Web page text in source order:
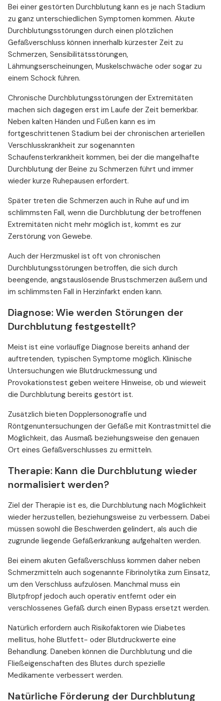
Bei einer gestörten Durchblutung kann es je nach Stadium
zu ganz unterschiedlichen Symptomen kommen. Akute
Durchblutungsstörungen durch einen plötzlichen
Gefäßverschluss können innerhalb kürzester Zeit zu
Schmerzen, Sensibilitätsstörungen,
Lähmungserscheinungen, Muskelschwäche oder sogar zu
einem Schock führen.
Chronische Durchblutungsstörungen der Extremitäten
machen sich dagegen erst im Laufe der Zeit bemerkbar.
Neben kalten Händen und Füßen kann es im
fortgeschrittenen Stadium bei der chronischen arteriellen
Verschlusskrankheit zur sogenannten
Schaufensterkrankheit kommen, bei der die mangelhafte
Durchblutung der Beine zu Schmerzen führt und immer
wieder kurze Ruhepausen erfordert.
Später treten die Schmerzen auch in Ruhe auf und im
schlimmsten Fall, wenn die Durchblutung der betroffenen
Extremitäten nicht mehr möglich ist, kommt es zur
Zerstörung von Gewebe.
Auch der Herzmuskel ist oft von chronischen
Durchblutungsstörungen betroffen, die sich durch
beengende, angstauslösende Brustschmerzen äußern und
im schlimmsten Fall in Herzinfarkt enden kann.
Diagnose: Wie werden Störungen der
Durchblutung festgestellt?
Meist ist eine vorläufige Diagnose bereits anhand der
auftretenden, typischen Symptome möglich. Klinische
Untersuchungen wie Blutdruckmessung und
Provokationstest geben weitere Hinweise, ob und wieweit
die Durchblutung bereits gestört ist.
Zusätzlich bieten Dopplersonografie und
Röntgenuntersuchungen der Gefäße mit Kontrastmittel die
Möglichkeit, das Ausmaß beziehungsweise den genauen
Ort eines Gefäßverschlusses zu ermitteln.
Therapie: Kann die Durchblutung wieder
normalisiert werden?
Ziel der Therapie ist es, die Durchblutung nach Möglichkeit
wieder herzustellen, beziehungsweise zu verbessern. Dabei
müssen sowohl die Beschwerden gelindert, als auch die
zugrunde liegende Gefäßerkrankung aufgehalten werden.
Bei einem akuten Gefäßverschluss kommen daher neben
Schmerzmitteln auch sogenannte Fibrinolytika zum Einsatz,
um den Verschluss aufzulösen. Manchmal muss ein
Blutpfropf jedoch auch operativ entfernt oder ein
verschlossenes Gefäß durch einen Bypass ersetzt werden.
Natürlich erfordern auch Risikofaktoren wie Diabetes
mellitus, hohe Blutfett- oder Blutdruckwerte eine
Behandlung. Daneben können die Durchblutung und die
Fließeigenschaften des Blutes durch spezielle
Medikamente verbessert werden.
Natürliche Förderung der Durchblutung